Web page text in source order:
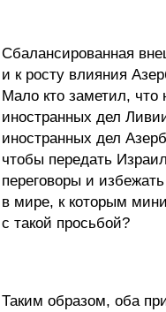
Сбалансированная
и к росту влияния
Мало кто заметил,
иностранных дел
иностранных дел
чтобы передать
переговоры и
в мире, к которым
с такой просьбой?
Таким образом, оба